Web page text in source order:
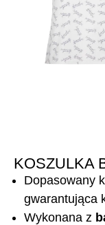
KOSZULKA
Dopasowany
gwarantująca
Wykonana z